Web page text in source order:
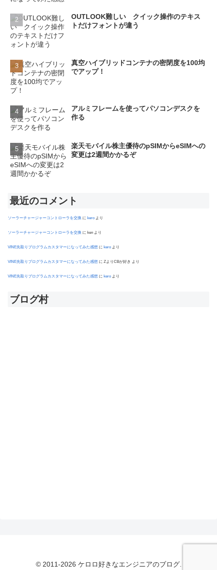
OUTLOOK難しい クイック操作のテキス
トだけフォントが違う
真空ハイブリッドコンテナの密閉度を100均
でアップ！
アルミフレームを使ってパソコンデスクを
作る
楽天モバイル株主優待のpSIMからeSIMへの
変更は2週間かかるぞ
最近のコメント
ソーラーチャージャーコントローラを交換 に kero より
ソーラーチャージャーコントローラを交換 に ken より
VINE先取りプログラムカスタマーになってみた感想 に kero より
VINE先取りプログラムカスタマーになってみた感想 に ZよりCBが好き より
VINE先取りプログラムカスタマーになってみた感想 に kero より
ブログ村
© 2011-2026 ケロロ好きなエンジニアのブログ.